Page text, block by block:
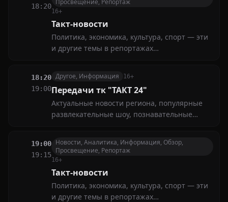
трюками любимцев юной публики
18:20 Просвещение, Репортаж
16+
Такт-новости
Политика, экономика, культура, спорт — эти
и другие темы в репортажах
самые актуальные события и точную
информацию
18:20
19:00
Другое, Информация 16+
Передачи тк "ТАКТ 24"
Актуальные новости региона, популярные
развлекательные шоу, познавательные
спортивные события. Всё это — в программе
передач, которая порадует зрителей с
самыми разными интересами
19:00
19:15
Новости, Аналитика, Информация, Обзор,
Просвещение, Репортаж
16+
Такт-новости
Политика, экономика, культура, спорт — эти
и другие темы в репортажах